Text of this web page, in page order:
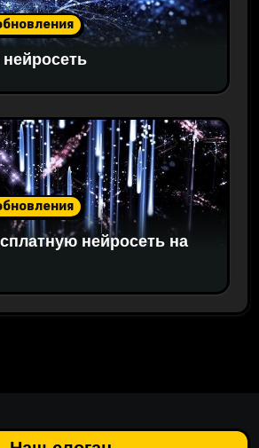
нейросеть на